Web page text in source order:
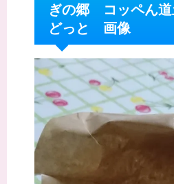
ぎの郷 コッペん
どっと 画像